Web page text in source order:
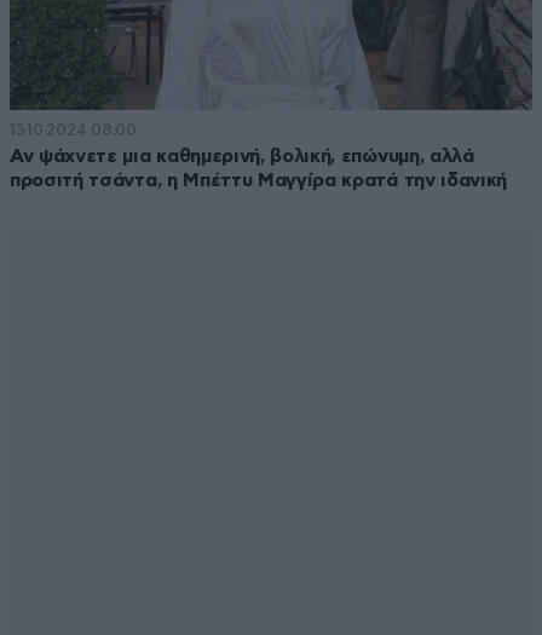
13·10·2024 08:00
Αν ψάχνετε μια καθημερινή, βολική, επώνυμη, αλλά
προσιτή τσάντα, η Μπέττυ Μαγγίρα κρατά την ιδανική